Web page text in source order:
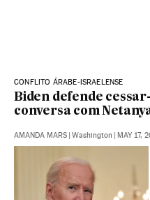
CONFLITO ÁRABE-ISRAELENSE
Biden defende
conversa com
AMANDA MARS | Washington | MAY 17,